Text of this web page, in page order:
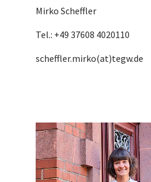
Mirko Scheffler
Tel.: +49 37608 4020110
scheffler.mirko(at)tegw.de